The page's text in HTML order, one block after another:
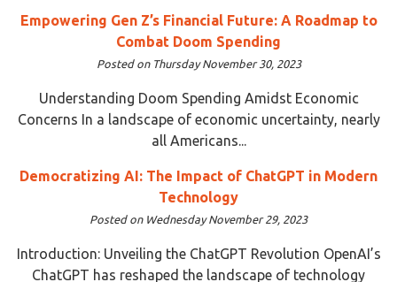
Empowering Gen Z’s Financial Future: A Roadmap to
Combat Doom Spending
Posted on Thursday November 30, 2023
Understanding Doom Spending Amidst Economic
Concerns In a landscape of economic uncertainty, nearly
all Americans...
Democratizing AI: The Impact of ChatGPT in Modern
Technology
Posted on Wednesday November 29, 2023
Introduction: Unveiling the ChatGPT Revolution OpenAI’s
ChatGPT has reshaped the landscape of technology